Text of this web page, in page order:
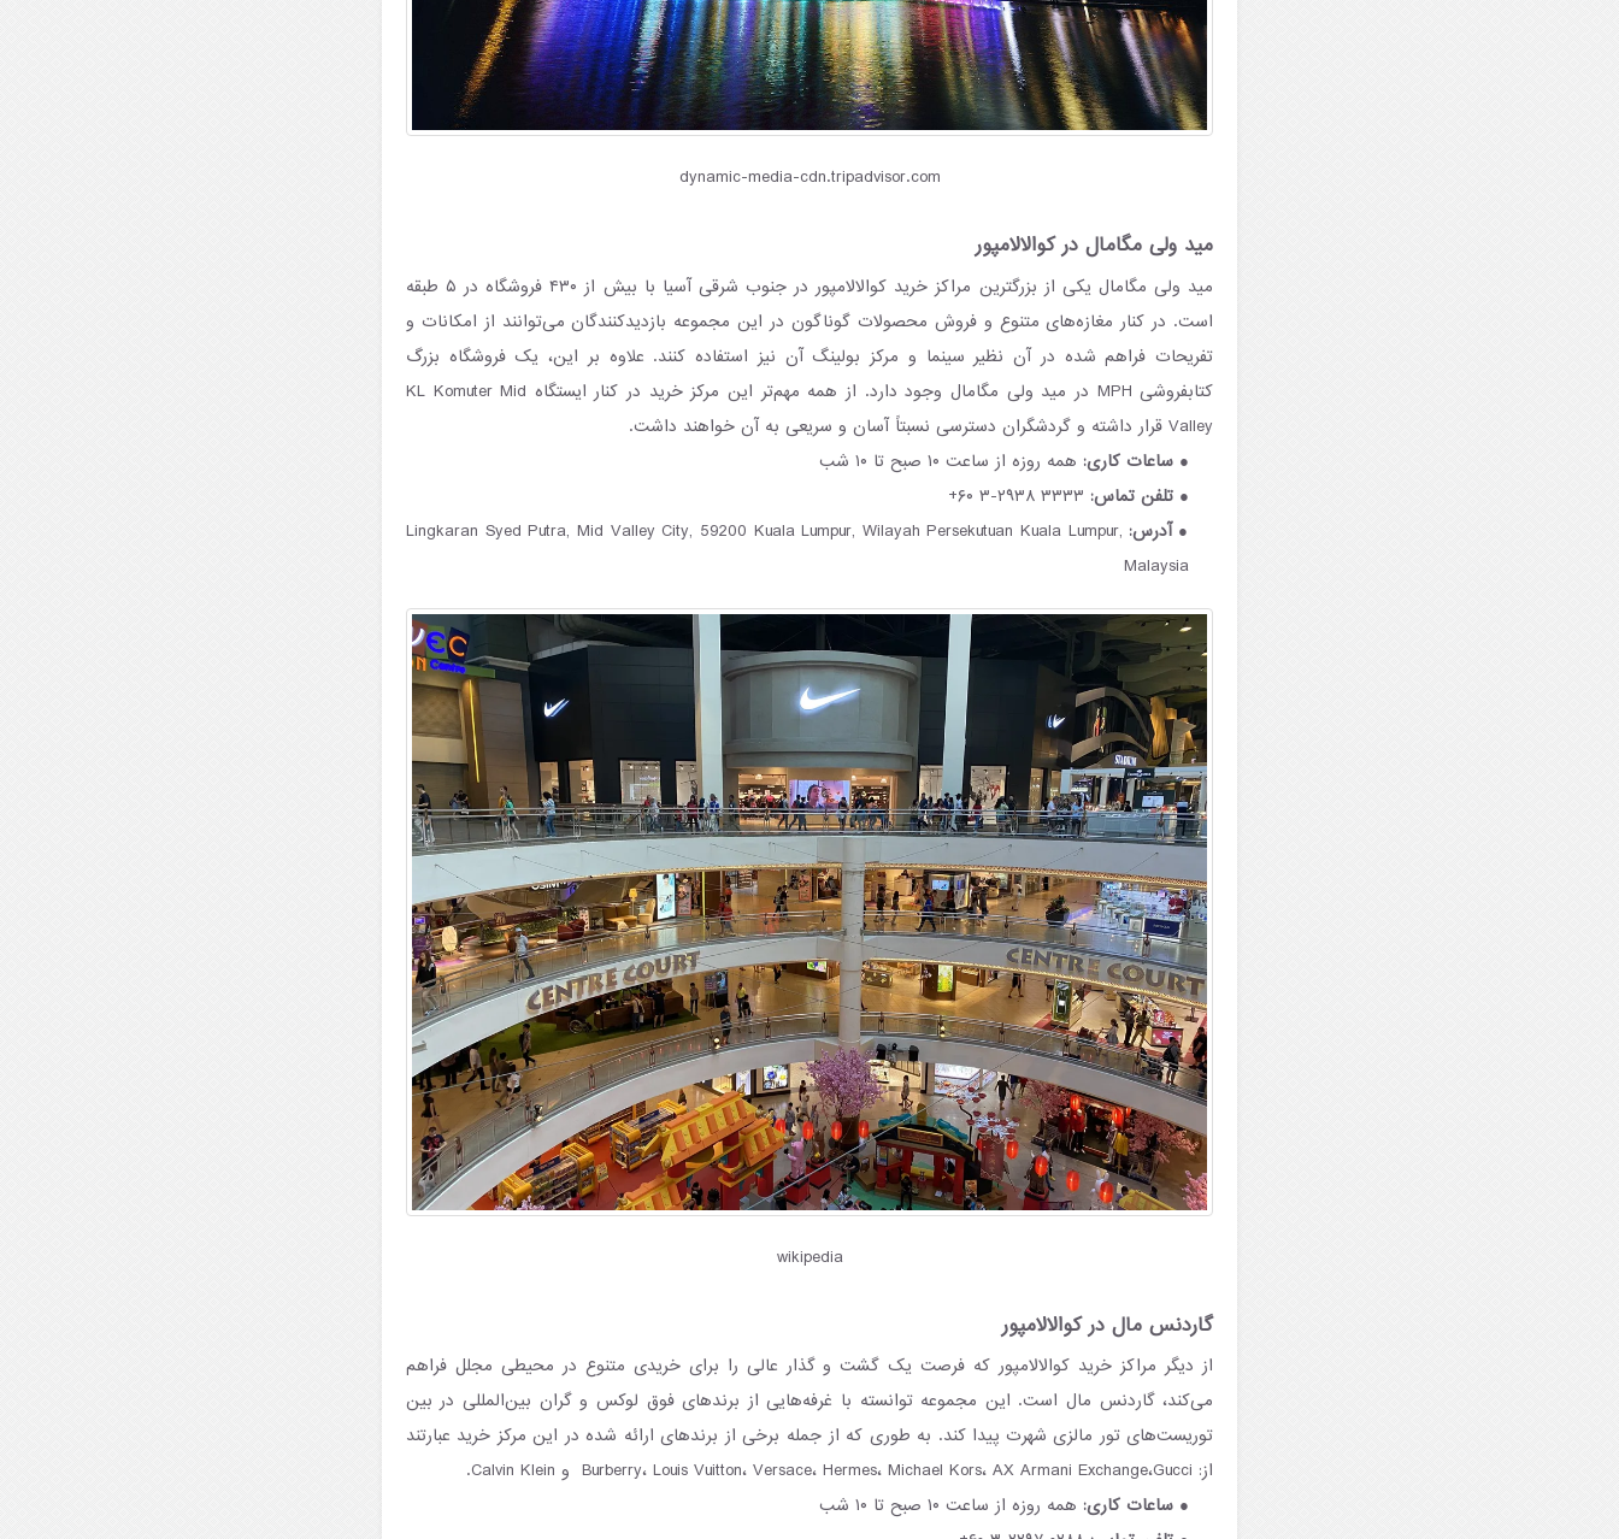
dynamic-media-cdn.tripadvisor.com
مید ولی مگامال در کوالالامپور
مید ولی مگامال یکی از بزرگترین مراکز خرید کوالالامپور در جنوب شرقی آسیا با بیش از ۴۳۰ فروشگاه در ۵ طبقه
است. در کنار مغازه‌های متنوع و فروش محصولات گوناگون در این مجموعه بازدیدکنندگان می‌توانند از امکانات و
تفریحات فراهم شده در آن نظیر سینما و مرکز بولینگ آن نیز استفاده کنند. علاوه بر این، یک فروشگاه بزرگ
کتابفروشی MPH در مید ولی مگامال وجود دارد. از همه مهم‌تر این مرکز خرید در کنار ایستگاه KL Komuter Mid
Valley قرار داشته و گردشگران دسترسی نسبتاً آسان و سریعی به آن خواهند داشت.
ساعات کاری: همه روزه از ساعت ۱۰ صبح تا ۱۰ شب
تلفن تماس:
آدرس: Lingkaran Syed Putra, Mid Valley City, 59200 Kuala Lumpur, Wilayah Persekutuan Kuala Lumpur,
Malaysia
wikipedia
گاردنس مال در کوالالامپور
از دیگر مراکز خرید کوالالامپور که فرصت یک گشت و گذار عالی را برای خریدی متنوع در محیطی مجلل فراهم
می‌کند، گاردنس مال است. این مجموعه توانسته با غرفه‌هایی از برندهای فوق‌ لوکس و گران بین‌المللی در بین
توریست‌های تور مالزی شهرت پیدا کند. به طوری که از جمله برخی از برندهای ارائه شده در این مرکز خرید عبارتند
از: Burberry، Louis Vuitton، Versace، Hermes، Michael Kors، AX Armani Exchange،Gucci و Calvin Klein.
ساعات کاری: همه روزه از ساعت ۱۰ صبح تا ۱۰ شب